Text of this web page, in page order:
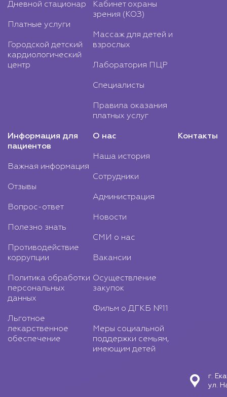
Дневной стационар
Платные услуги
Городской детский
кардиологический
центр
Кабинет охраны
зрения (КОЗ)
Массаж для детей и
взрослых
Лаборатория ПЦР
Специалисты
Правила оказания
платных услуг
Информация для
пациентов
Важная информация
Отзывы
Вопрос-ответ
Полезно знать
Противодействие
коррупции
Политика обработки
персональных
данных
Льготное
лекарственное
обеспечение
О нас
Наша история
Сотрудники
Администрация
Новости
СМИ о нас
Вакансии
Осуществление
закупок
Фильм о ДГКБ №11
Меры социальной
поддержки семьям,
имеющим детей
Контакты
г.
ул.